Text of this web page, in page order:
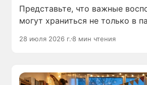
Представьте, что важные
могут храниться не только в
их можно переживать и
28 июля 2026 г.8 мин чтения